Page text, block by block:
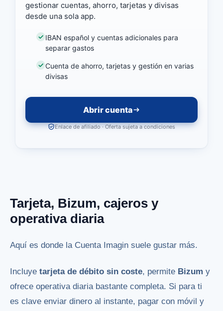
gestionar cuentas, ahorro, tarjetas y divisas
desde una sola app.
IBAN español y cuentas adicionales para
separar gastos
Cuenta de ahorro, tarjetas y gestión en varias
divisas
Abrir cuenta
Enlace de afiliado · Oferta sujeta a condiciones
Tarjeta, Bizum, cajeros y
operativa diaria
Aquí es donde la Cuenta Imagin suele gustar más.
Incluye tarjeta de débito sin coste, permite Bizum y
ofrece operativa diaria bastante completa. Si para ti
es clave enviar dinero al instante, pagar con móvil y